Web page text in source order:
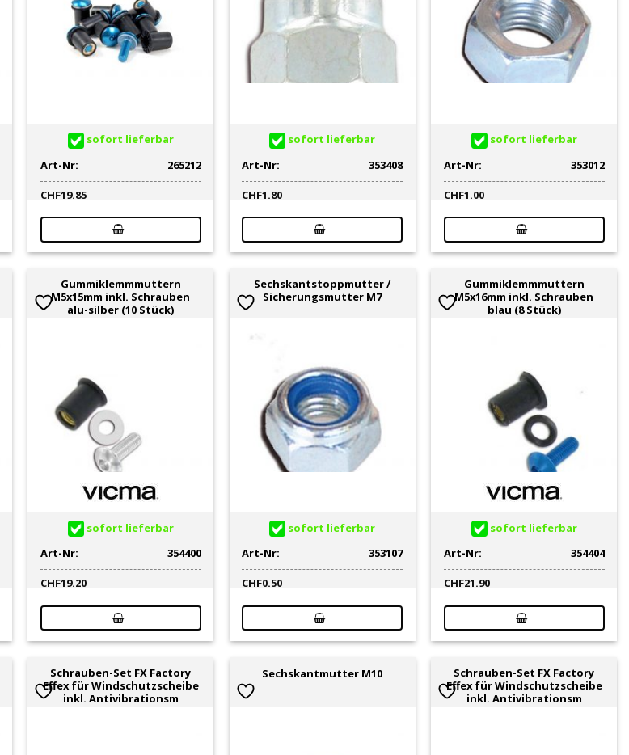
sofort lieferbar
Art-Nr:
265212
CHF19.85
sofort lieferbar
Art-Nr:
353408
CHF1.80
sofort lieferbar
Art-Nr:
353012
CHF1.00
Gummiklemmmuttern
M5x15mm inkl. Schrauben
alu-silber (10 Stück)
sofort lieferbar
Art-Nr:
354400
CHF19.20
Sechskantstoppmutter /
Sicherungsmutter M7
sofort lieferbar
Art-Nr:
353107
CHF0.50
Gummiklemmmuttern
M5x16mm inkl. Schrauben
blau (8 Stück)
sofort lieferbar
Art-Nr:
354404
CHF21.90
Schrauben-Set FX Factory
Effex für Windschutzscheibe
inkl. Antivibrationsm
Sechskantmutter M10
Schrauben-Set FX Factory
Effex für Windschutzscheibe
inkl. Antivibrationsm